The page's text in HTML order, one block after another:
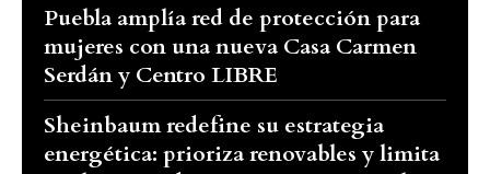
Puebla amplía red de protección para
mujeres con una nueva Casa Carmen
Serdán y Centro LIBRE
Sheinbaum redefine su estrategia
energética: prioriza renovables y limita